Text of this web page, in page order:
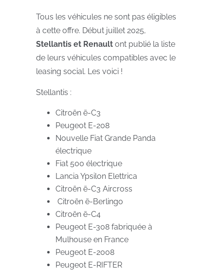
Tous les véhicules ne sont pas éligibles
à cette offre. Début juillet 2025,
Stellantis et Renault ont publié la liste
de leurs véhicules compatibles avec le
leasing social. Les voici !
Stellantis :
Citroën ë-C3
Peugeot E-208
Nouvelle Fiat Grande Panda
électrique
Fiat 500 électrique
Lancia Ypsilon Elettrica
Citroën ë-C3 Aircross
Citroën ë-Berlingo
Citroën ë-C4
Peugeot E-308 fabriquée à
Mulhouse en France
Peugeot E-2008
Peugeot E-RIFTER